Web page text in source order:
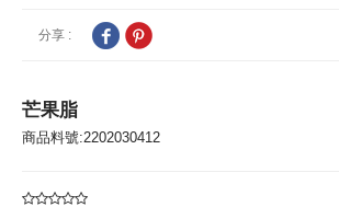
分享 :
芒果脂
商品料號:2202030412